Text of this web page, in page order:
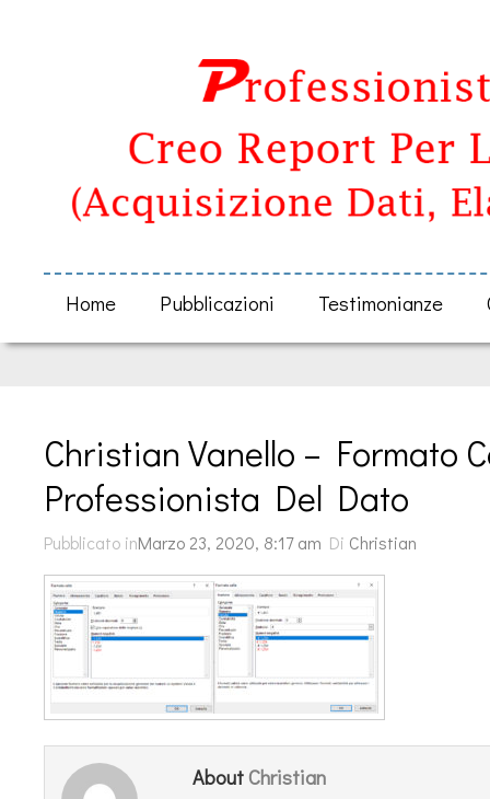
Home Pubblicazioni Testimonianze
Christian Vanello – Formato
Professionista Del Dato
Pubblicato inMarzo 23, 2020, 8:17 am Di Christian
About Christian